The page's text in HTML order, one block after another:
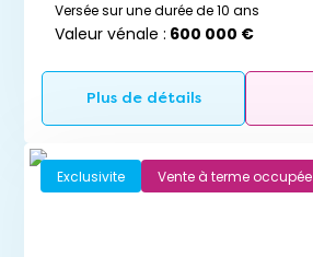
Versée sur une durée de 10 ans
Valeur vénale : 600 000 €
Plus de détails
Exclusivite Vente à terme occupée